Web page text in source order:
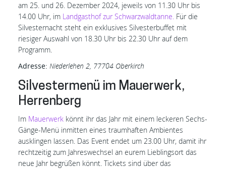
am 25. und 26. Dezember 2024, jeweils von 11.30 Uhr bis
14.00 Uhr, im Landgasthof zur Schwarzwaldtanne. Für die
Silvesternacht steht ein exklusives Silvesterbuffet mit
riesiger Auswahl von 18.30 Uhr bis 22.30 Uhr auf dem
Programm.
Adresse: Niederlehen 2, 77704 Oberkirch
Silvestermenü im Mauerwerk,
Herrenberg
Im Mauerwerk könnt ihr das Jahr mit einem leckeren Sechs-
Gänge-Menü inmitten eines traumhaften Ambientes
ausklingen lassen. Das Event endet um 23.00 Uhr, damit ihr
rechtzeitig zum Jahreswechsel an eurem Lieblingsort das
neue Jahr begrüßen könnt. Tickets sind über das